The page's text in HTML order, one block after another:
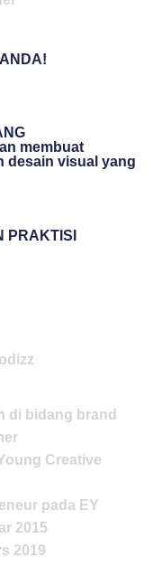
membuat
desain visual yang
PRAKTISI
di bidang brand
Creative
pada EY
2015
2019